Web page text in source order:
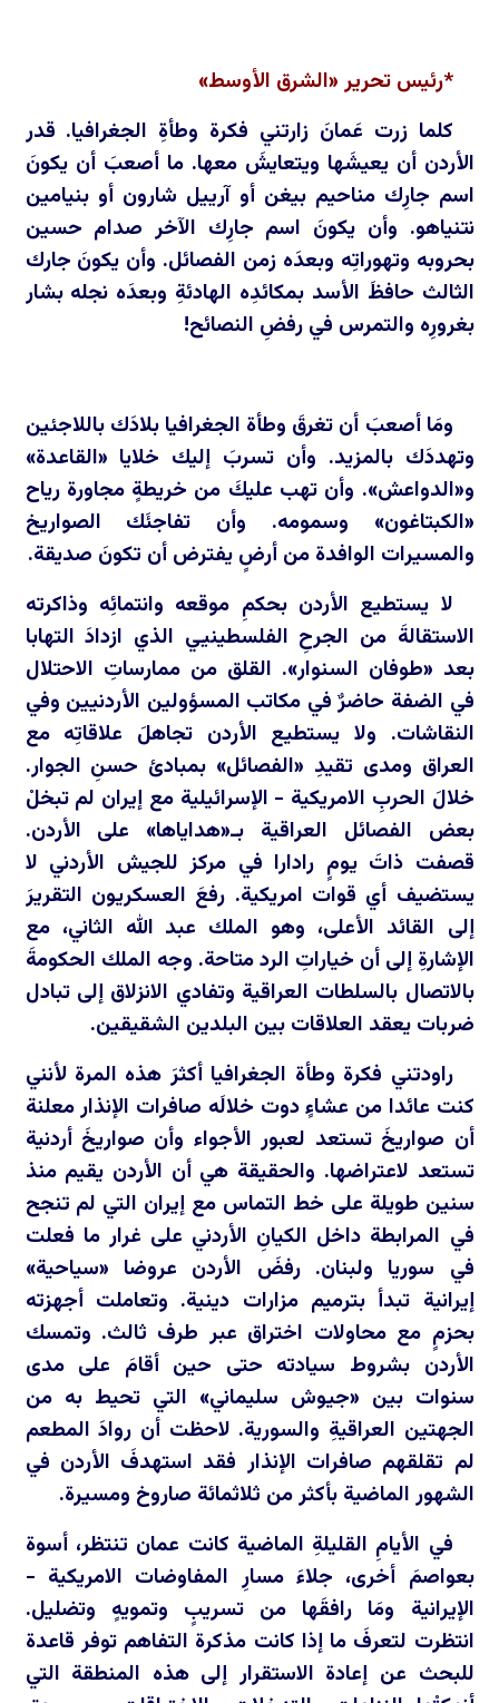
*رئيس تحرير «الشرق الأوسط»
كلما زرت عَمانَ زارتني فكرة وطأةِ الجغرافيا. قدر
الأردن أن يعيشَها ويتعايشَ معها. ما أصعبَ أن يكونَ
اسم جارِك مناحيم بيغن أو آرييل شارون أو بنيامين
نتنياهو. وأن يكونَ اسم جارِك الآخر صدام حسين
بحروبه وتهوراتِه وبعدَه زمن الفصائل. وأن يكونَ جارك
الثالث حافظَ الأسد بمكائدِه الهادئةِ وبعدَه نجله بشار
بغرورِه والتمرس في رفضِ النصائح!
ومَا أصعبَ أن تغرقَ وطأة الجغرافيا بلادَك باللاجئين
وتهددَك بالمزيد. وأن تسربَ إليك خلايا «القاعدة»
و«الدواعش». وأن تهب عليكَ من خريطةٍ مجاورة رياح
«الكبتاغون» وسمومه. وأن تفاجئَك الصواريخ
والمسيرات الوافدة من أرضٍ يفترض أن تكونَ صديقة.
لا يستطيع الأردن بحكمِ موقعه وانتمائِه وذاكرته
الاستقالةَ من الجرحِ الفلسطينيي الذي ازدادَ التهابا
بعد «طوفان السنوار». القلق من ممارساتِ الاحتلال
في الضفة حاضرٌ في مكاتب المسؤولين الأردنيين وفي
النقاشات. ولا يستطيع الأردن تجاهلَ علاقاتِه مع
العراق ومدى تقيدِ «الفصائل» بمبادئ حسنِ الجوار.
خلالَ الحربِ الامريكية - الإسرائيلية مع إيران لم تبخلْ
بعض الفصائل العراقية بـ«هداياها» على الأردن.
قصفت ذاتَ يومٍ رادارا في مركز للجيش الأردني لا
يستضيف أي قوات امريكية. رفعَ العسكريون التقريرَ
إلى القائد الأعلى، وهو الملك عبد الله الثاني، مع
الإشارةِ إلى أن خياراتِ الرد متاحة. وجه الملك الحكومةَ
بالاتصال بالسلطات العراقية وتفادي الانزلاق إلى تبادل
ضربات يعقد العلاقات بين البلدين الشقيقين.
راودتني فكرة وطأة الجغرافيا أكثرَ هذه المرة لأنني
كنت عائدا من عشاءٍ دوت خلالَه صافرات الإنذار معلنة
أن صواريخَ تستعد لعبور الأجواء وأن صواريخَ أردنية
تستعد لاعتراضها. والحقيقة هي أن الأردن يقيم منذ
سنين طويلة على خط التماس مع إيران التي لم تنجح
في المرابطة داخل الكيانِ الأردني على غرار ما فعلت
في سوريا ولبنان. رفضَ الأردن عروضا «سياحية»
إيرانية تبدأ بترميم مزارات دينية. وتعاملت أجهزته
بحزمٍ مع محاولات اختراق عبر طرف ثالث. وتمسك
الأردن بشروط سيادته حتى حين أقامَ على مدى
سنوات بين «جيوش سليماني» التي تحيط به من
الجهتين العراقيةِ والسورية. لاحظت أن روادَ المطعم
لم تقلقهم صافرات الإنذار فقد استهدفَ الأردن في
الشهور الماضية بأكثر من ثلاثمائة صاروخ ومسيرة.
في الأيامِ القليلةِ الماضية كانت عمان تنتظر، أسوة
بعواصمَ أخرى، جلاءَ مسارِ المفاوضات الامريكية -
الإيرانية ومَا رافقَها من تسريبٍ وتمويهٍ وتضليل.
انتظرت لتعرفَ ما إذا كانت مذكرة التفاهم توفر قاعدة
للبحث عن إعادة الاستقرار إلى هذه المنطقة التي